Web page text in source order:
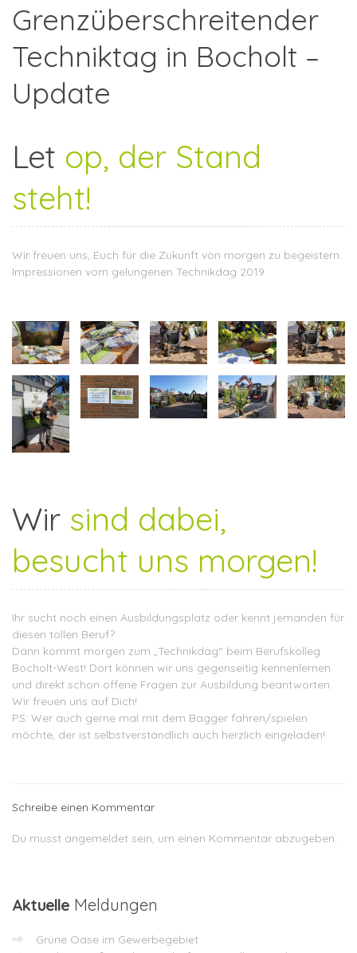
Grenzüberschreitender
Techniktag in Bocholt –
Update
Let op, der Stand
steht!
Wir freuen uns, Euch für die Zukunft von morgen zu begeistern.
Impressionen vom gelungenen Technikdag 2019
Wirsind dabei,
besucht uns morgen!
Ihr sucht noch einen Ausbildungsplatz oder kennt jemanden für
diesen tollen Beruf?
Dann kommt morgen zum „Technikdag“ beim Berufskolleg
Bocholt-West! Dort können wir uns gegenseitig kennenlernen
und direkt schon offene Fragen zur Ausbildung beantworten.
Wir freuen uns auf Dich!
PS: Wer auch gerne mal mit dem Bagger fahren/spielen
möchte, der ist selbstverständlich auch herzlich eingeladen!
Schreibe einen Kommentar
Du musst angemeldet sein, um einen Kommentar abzugeben.
Aktuelle Meldungen
Grüne Oase im Gewerbegebiet